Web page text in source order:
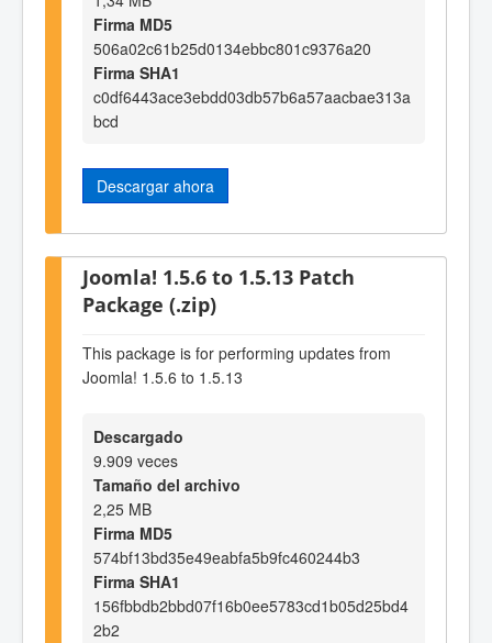
Firma MD5
506a02c61b25d0134ebbc801c9376a20
Firma SHA1
c0df6443ace3ebdd03db57b6a57aacbae313a
bcd
Descargar ahora
Joomla! 1.5.6 to 1.5.13 Patch
Package (.zip)
This package is for performing updates from
Joomla! 1.5.6 to 1.5.13
Descargado
9.909 veces
Tamaño del archivo
2,25 MB
Firma MD5
574bf13bd35e49eabfa5b9fc460244b3
Firma SHA1
156fbbdb2bbd07f16b0ee5783cd1b05d25bd4
2b2